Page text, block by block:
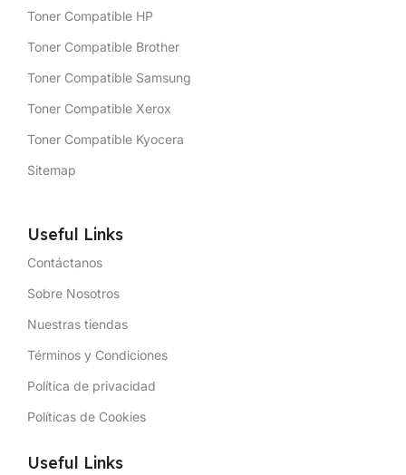
Toner Compatible HP
Toner Compatible Brother
Toner Compatible Samsung
Toner Compatible Xerox
Toner Compatible Kyocera
Sitemap
Useful Links
Contáctanos
Sobre Nosotros
Nuestras tiendas
Términos y Condiciones
Política de privacidad
Políticas de Cookies
Useful Links